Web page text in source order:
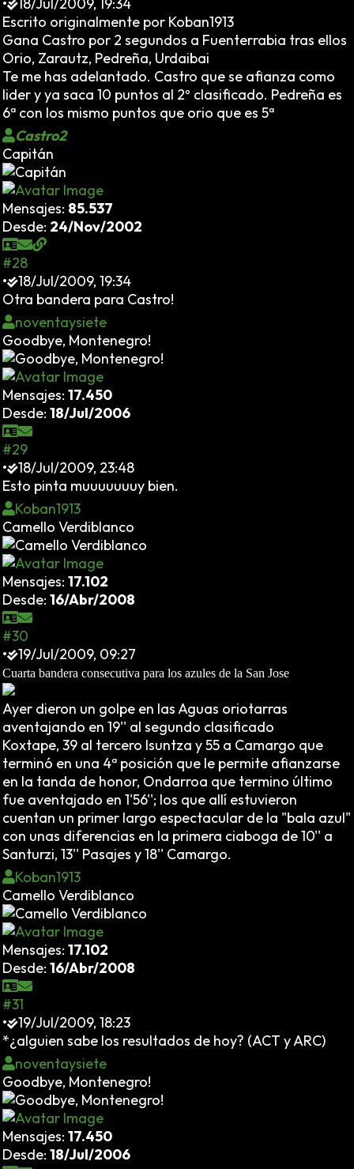
Escrito originalmente por Koban1913
Gana Castro por 2 segundos a Fuenterrabia tras ellos
Orio, Zarautz, Pedreña, Urdaibai
Te me has adelantado. Castro que se afianza como
lider y ya saca 10 puntos al 2º clasificado. Pedreña es
6ª con los mismo puntos que orio que es 5ª
Castro2
Capitán
Mensajes: 85.537
Desde: 24/Nov/2002
#28
•
18/Jul/2009, 19:34
Otra bandera para Castro!
noventaysiete
Goodbye, Montenegro!
Mensajes: 17.450
Desde: 18/Jul/2006
#29
•
18/Jul/2009, 23:48
Esto pinta muuuuuuuy bien.
Koban1913
Camello Verdiblanco
Mensajes: 17.102
Desde: 16/Abr/2008
#30
•
19/Jul/2009, 09:27
Cuarta bandera consecutiva para los azules de la San Jose
Ayer dieron un golpe en las Aguas oriotarras
aventajando en 19'' al segundo clasificado
Koxtape, 39 al tercero Isuntza y 55 a Camargo que
terminó en una 4ª posición que le permite afianzarse
en la tanda de honor, Ondarroa que termino último
fue aventajado en 1'56''; los que allí estuvieron
cuentan un primer largo espectacular de la "bala azul"
con unas diferencias en la primera ciaboga de 10'' a
Santurzi, 13'' Pasajes y 18'' Camargo.
Koban1913
Camello Verdiblanco
Mensajes: 17.102
Desde: 16/Abr/2008
#31
•
19/Jul/2009, 18:23
*¿alguien sabe los resultados de hoy? (ACT y ARC)
noventaysiete
Goodbye, Montenegro!
Mensajes: 17.450
Desde: 18/Jul/2006